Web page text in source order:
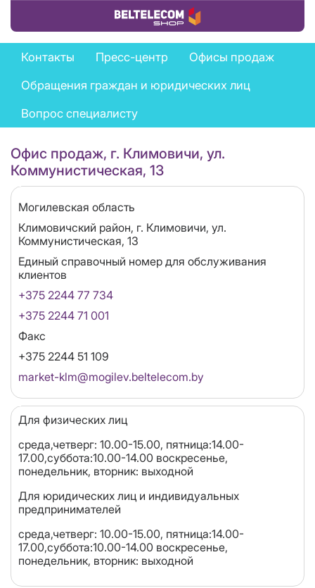
Купить товар
Feedback
menu
Контакты Пресс-центр
Офисы продаж
Обращения граждан и юридических лиц
Вопрос специалисту
Офис продаж, г. Климовичи, ул.
Коммунистическая, 13
Область
Могилевская область
Адрес
Климовичский район, г. Климовичи, ул.
Коммунистическая, 13
Единый справочный номер для обслуживания
клиентов
+375 2244 77 734
+375 2244 71 001
Факс
+375 2244 51 109
Email
market-klm@mogilev.beltelecom.by
Для физических лиц
среда,четверг: 10.00-15.00, пятница:14.00-
17.00,суббота:10.00-14.00 воскресенье,
понедельник, вторник: выходной
Для юридических лиц и индивидуальных
предпринимателей
среда,четверг: 10.00-15.00, пятница:14.00-
17.00,суббота:10.00-14.00 воскресенье,
понедельник, вторник: выходной